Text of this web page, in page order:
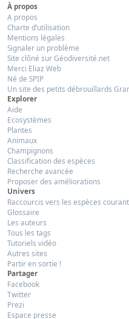
À propos
A propos
Charte d’utilisation
Mentions légales
Signaler un problème
Site clôné sur Géodiversité.net
Merci Eliaz Web
Né de SPIP
Un site des petits débrouillards
Explorer
Aide
Ecosystèmes
Plantes
Animaux
Champignons
Classification des espèces
Recherche avancée
Proposer des améliorations
Univers
Raccourcis vers les espèces
Glossaire
Les auteurs
Tous les tags
Tutoriels vidéo
Autres sites
Partir en sortie !
Partager
Facebook
Twitter
Prezi
Espace presse